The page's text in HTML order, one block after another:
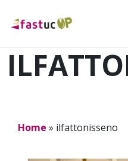
Home » ilfattonisseno